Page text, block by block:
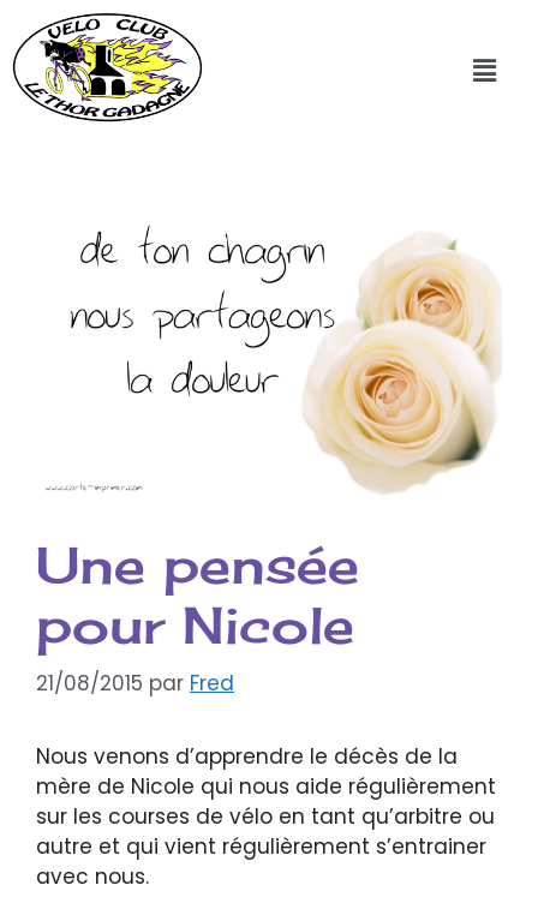
Une pensée
pour Nicole
21/08/2015 par Fred
Nous venons d’apprendre le décès de la
mère de Nicole qui nous aide régulièrement
sur les courses de vélo en tant qu’arbitre ou
autre et qui vient régulièrement s’entrainer
avec nous.